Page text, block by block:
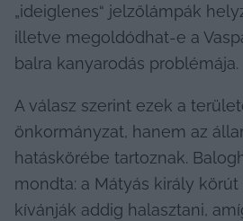
„ideiglenes“ jelzőlámpák
illetve megoldódhat-e a
balra kanyarodás problémája.
A válasz szerint ezek a
önkormányzat, hanem az
hatáskörébe tartoznak.
mondta: a Mátyás király
kívánják addig halasztani,